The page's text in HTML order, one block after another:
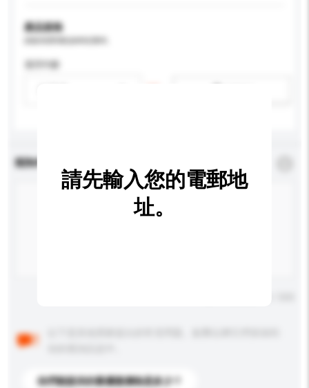
產品規格
適用年齡
查詢內容
你們能提供的最優惠價格是多少？
請先輸入您的電郵地
址。